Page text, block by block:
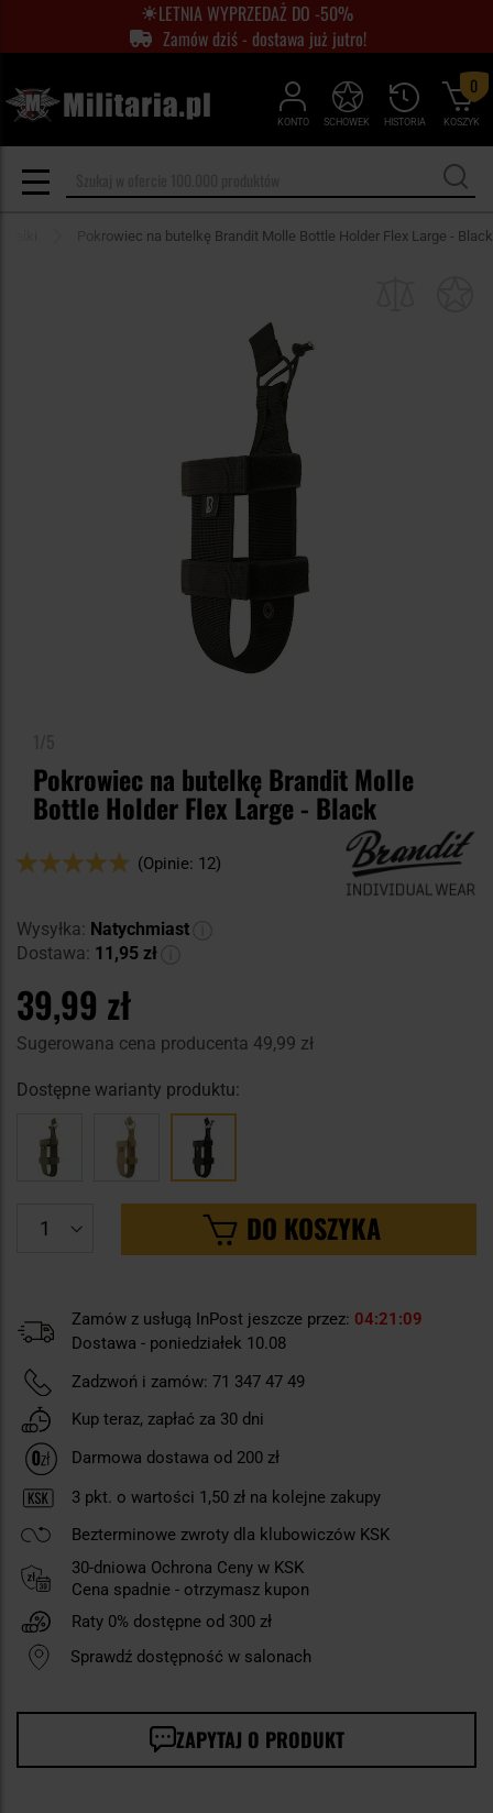
LETNIA WYPRZEDAŻ DO -50%
Zamów dziś - dostawa już jutro!
KONTO HISTORIA
SCHOWEK KOSZYK
0
Pokrowiec na butelkę Brandit Molle Bottle Holder Flex Large - Black
Pokrowiec na butelkę Brandit Molle
Bottle Holder Flex Large - Black
Ocena:
(Opinie: 12)
Wysyłka: Natychmiast
Dostawa: 11,95 zł
39,99 zł
Sugerowana cena producenta 49,99 zł
Dostępne warianty produktu:
DO KOSZYKA
Zamów z usługą InPost jeszcze przez: 04 21 08
Dostawa - poniedziałek 10.08
Zadzwoń i zamów: 71 347 47 49
Kup teraz, zapłać za 30 dni
Darmowa dostawa od 200 zł
3 pkt. o wartości 1,50 zł na kolejne zakupy
Bezterminowe zwroty dla klubowiczów KSK
30-dniowa Ochrona Ceny w KSK
Cena spadnie - otrzymasz kupon
Raty 0% dostępne od 300 zł
Sprawdź dostępność w salonach
ZAPYTAJ O PRODUKT